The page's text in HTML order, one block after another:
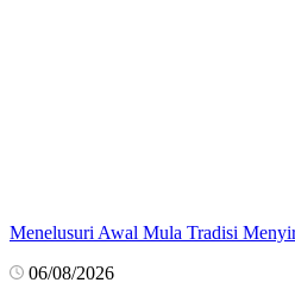
Menelusuri Awal Mula Tradisi
06/08/2026